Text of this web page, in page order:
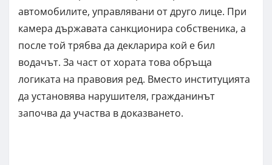
автомобилите, управлявани от друго лице. При
камера държавата санкционира собственика, а
после той трябва да декларира кой е бил
водачът. За част от хората това обръща
логиката на правовия ред. Вместо институцията
да установява нарушителя, гражданинът
започва да участва в доказването.